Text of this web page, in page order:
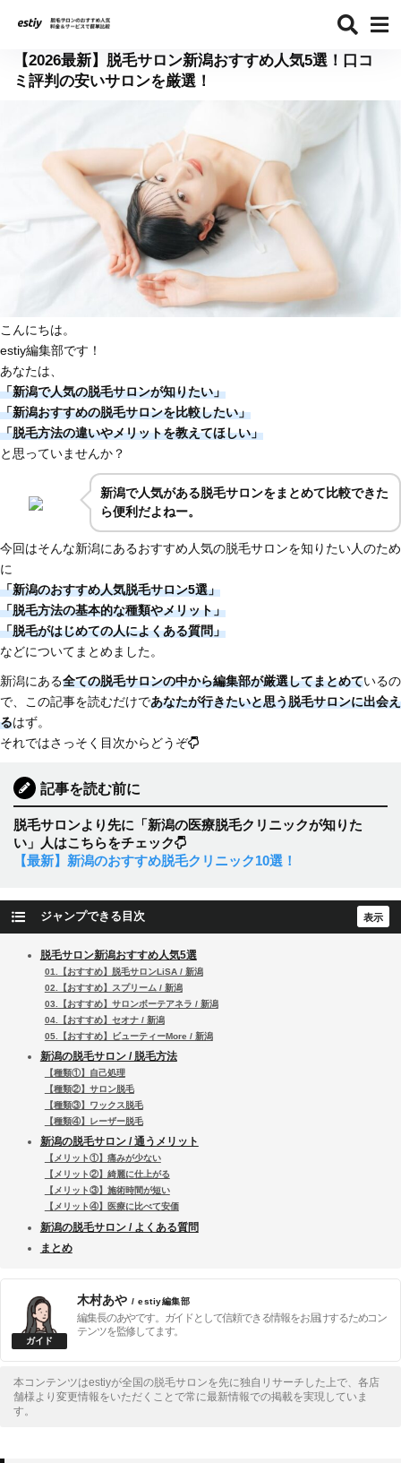
【2026最新】脱毛サロン新潟おすすめ人気5選！口コ
ミ評判の安いサロンを厳選！
こんにちは。
estiy編集部です！
あなたは、
「新潟で人気の脱毛サロンが知りたい」
「新潟おすすめの脱毛サロンを比較したい」
「脱毛方法の違いやメリットを教えてほしい」
と思っていませんか？
新潟で人気がある脱毛サロンをまとめて比較できた
ら便利だよねー。
今回はそんな新潟にあるおすすめ人気の脱毛サロンを知りたい人のため
に
「新潟のおすすめ人気脱毛サロン5選」
「脱毛方法の基本的な種類やメリット」
「脱毛がはじめての人によくある質問」
などについてまとめました。
新潟にある全ての脱毛サロンの中から編集部が厳選してまとめているの
で、この記事を読むだけであなたが行きたいと思う脱毛サロンに出会え
るはず。
それではさっそく目次からどうぞ
記事を読む前に
脱毛サロンより先に「新潟の医療脱毛クリニックが知りた
い」人はこちらをチェック
【最新】新潟のおすすめ脱毛クリニック10選！
ジャンプできる目次
脱毛サロン新潟おすすめ人気5選
01.【おすすめ】脱毛サロンLiSA / 新潟
02.【おすすめ】スプリーム / 新潟
03.【おすすめ】サロンボーテアネラ / 新潟
04.【おすすめ】セオナ / 新潟
05.【おすすめ】ビューティーMore / 新潟
新潟の脱毛サロン / 脱毛方法
【種類①】自己処理
【種類②】サロン脱毛
【種類③】ワックス脱毛
【種類④】レーザー脱毛
新潟の脱毛サロン / 通うメリット
【メリット①】痛みが少ない
【メリット②】綺麗に仕上がる
【メリット③】施術時間が短い
【メリット④】医療に比べて安価
新潟の脱毛サロン / よくある質問
まとめ
木村あや / estiy編集部
編集長のあやです。ガイドとして信頼できる情報をお届けするためコン
テンツを監修してます。
本コンテンツはestiyが全国の脱毛サロンを先に独自リサーチした上で、各店
舗様より変更情報をいただくことで常に最新情報での掲載を実現していま
す。